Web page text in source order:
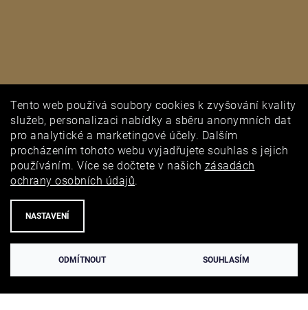
Tento web používá soubory cookies k zvyšování kvality
služeb, personalizaci nabídky a sběru anonymních dat
pro analytické a marketingové účely. Dalším
procházením tohoto webu vyjadřujete souhlas s jejich
používáním. Více se dočtete v našich zásadách
ochrany osobních údajů.
NASTAVENÍ
ODMÍTNOUT SOUHLASÍM
PUNCOVNÍ ÚŘAD